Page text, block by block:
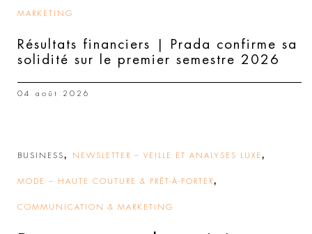
MARKETING
Résultats financiers | Prada confirme sa
solidité sur le premier semestre 2026
04 août 2026
BUSINESS, NEWSLETTER – VEILLE ET ANALYSES LUXE ,
MODE – HAUTE COUTURE & PRÊT-À-PORTER,
COMMUNICATION & MARKETING